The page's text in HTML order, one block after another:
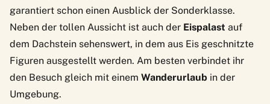
garantiert schon einen Ausblick der Sonderklasse.
Neben der tollen Aussicht ist auch der Eispalast auf
dem Dachstein sehenswert, in dem aus Eis geschnitzte
Figuren ausgestellt werden. Am besten verbindet ihr
den Besuch gleich mit einem Wanderurlaub in der
Umgebung.